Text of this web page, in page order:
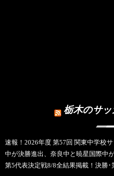
栃木のサ
速報！2026年度 第57回 関東中学校
中が決勝進出、奈良中と暁星国際中
第5代表決定戦8/8全結果掲載！決勝･